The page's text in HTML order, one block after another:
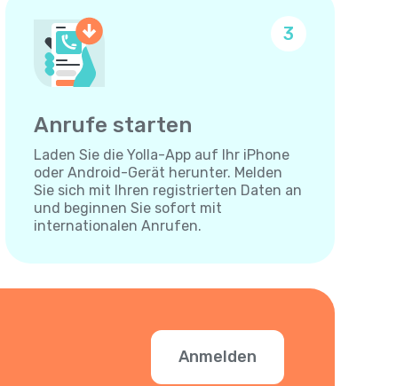
3
Anrufe starten
Laden Sie die Yolla-App auf Ihr iPhone
oder Android-Gerät herunter. Melden
Sie sich mit Ihren registrierten Daten an
und beginnen Sie sofort mit
internationalen Anrufen.
Anmelden